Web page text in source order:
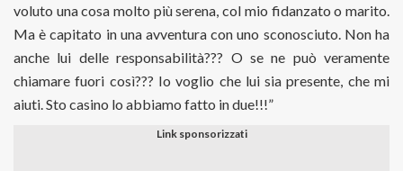
voluto una cosa molto più serena, col mio fidanzato o marito.
Ma è capitato in una avventura con uno sconosciuto. Non ha
anche lui delle responsabilità??? O se ne può veramente
chiamare fuori così??? Io voglio che lui sia presente, che mi
aiuti. Sto casino lo abbiamo fatto in due!!!”